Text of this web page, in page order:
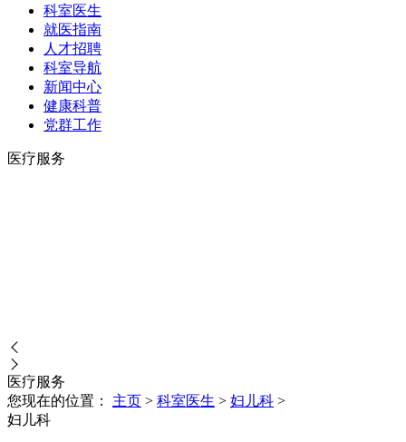
科室医生
就医指南
人才招聘
科室导航
新闻中心
健康科普
党群工作
医疗服务
医疗服务
您现在的位置：
主页 > 科室医生 > 妇儿科 >
妇儿科